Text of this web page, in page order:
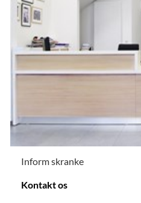
Inform skranke
Kontakt os